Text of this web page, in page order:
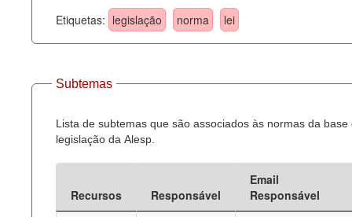
Etiquetas: legislação norma lei
Subtemas
Lista de subtemas que são associados às normas da base
legislação da Alesp.
Recursos Responsável
Email
Responsável